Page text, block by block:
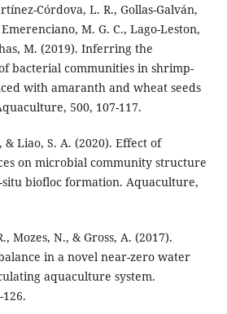
Córdova, L. R., Gollas-Galván,
M. G. C., Lago-Leston,
M. (2019). Inferring the
bacterial communities in shrimp-
with amaranth and wheat seeds
500, 107-117.
& Liao, S. A. (2020). Effect of
on microbial community structure
biofloc formation. Aquaculture,
Mozes, N., & Gross, A. (2017).
in a novel near-zero water
aquaculture system.